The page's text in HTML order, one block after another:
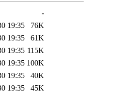
-
19:35
76K
19:35
61K
19:35 115K
19:35 100K
19:35
40K
19:35
45K